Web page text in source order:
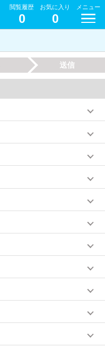
閲覧履歴
0
お気に入り
0
メニュー
送信